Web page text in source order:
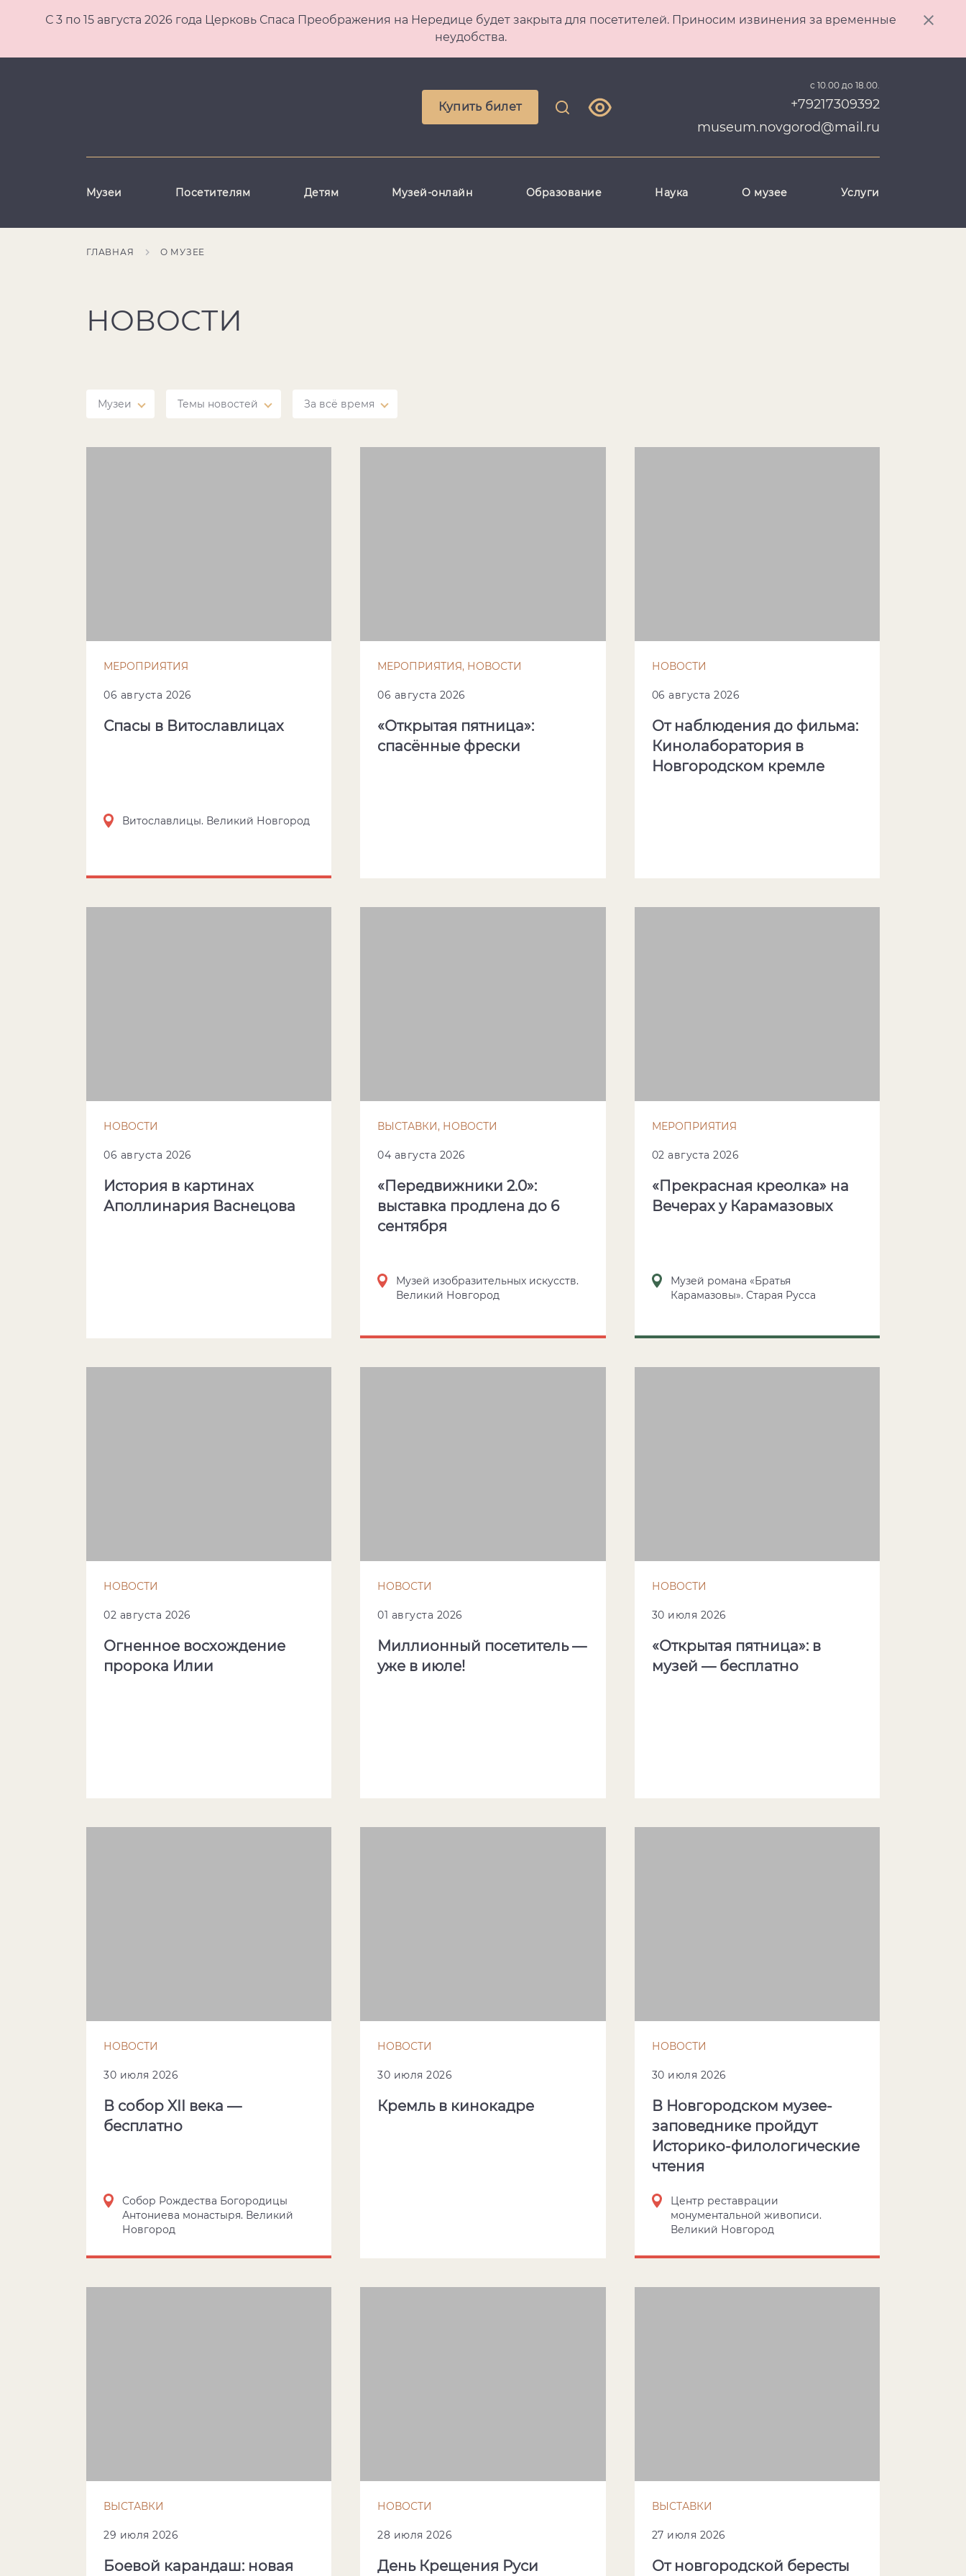
С 3 по 15 августа 2026 года Церковь Спаса Преображения на Нередице будет закрыта для посетителей. Приносим извинения за временные
неудобства.
Купить билет
с 10.00 до 18.00.
+79217309392
museum.novgorod@mail.ru
Музеи Посетителям Детям Музей-онлайн Образование Наука О музее Услуги
ГЛАВНАЯ О МУЗЕЕ
НОВОСТИ
Музеи Темы новостей За всё время
МЕРОПРИЯТИЯ
06 августа 2026
Спасы в Витославлицах
Витославлицы. Великий Новгород
МЕРОПРИЯТИЯ, НОВОСТИ
06 августа 2026
«Открытая пятница»:
спасённые фрески
НОВОСТИ
06 августа 2026
От наблюдения до фильма:
Кинолаборатория в
Новгородском кремле
НОВОСТИ
06 августа 2026
История в картинах
Аполлинария Васнецова
ВЫСТАВКИ, НОВОСТИ
04 августа 2026
«Передвижники 2.0»:
выставка продлена до 6
сентября
Музей изобразительных искусств.
Великий Новгород
МЕРОПРИЯТИЯ
02 августа 2026
«Прекрасная креолка» на
Вечерах у Карамазовых
Музей романа «Братья
Карамазовы». Старая Русса
НОВОСТИ
02 августа 2026
Огненное восхождение
пророка Илии
НОВОСТИ
01 августа 2026
Миллионный посетитель —
уже в июле!
НОВОСТИ
30 июля 2026
«Открытая пятница»: в
музей — бесплатно
НОВОСТИ
30 июля 2026
В собор XII века —
бесплатно
Собор Рождества Богородицы
Антониева монастыря. Великий
Новгород
НОВОСТИ
30 июля 2026
Кремль в кинокадре
НОВОСТИ
30 июля 2026
В Новгородском музее-
заповеднике пройдут
Историко-филологические
чтения
Центр реставрации
монументальной живописи.
Великий Новгород
ВЫСТАВКИ
29 июля 2026
Боевой карандаш: новая
НОВОСТИ
28 июля 2026
День Крещения Руси
ВЫСТАВКИ
27 июля 2026
От новгородской бересты